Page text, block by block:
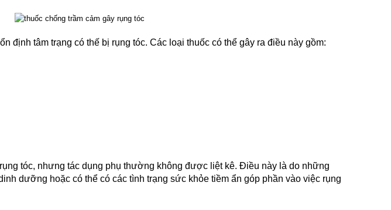
định tâm trạng có thế bị rụng tóc. Các loại thuốc có thể gây ra điều này gồm:
tóc, nhưng tác dụng phụ thường không được liệt kê. Điều này là do những
dưỡng hoặc có thể có các tình trạng sức khỏe tiềm ẩn góp phần vào việc rụng